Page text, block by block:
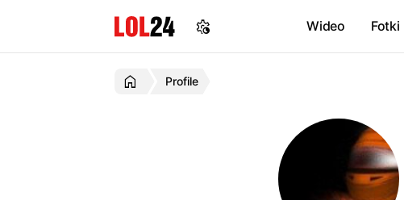
Wideo Fotki
Profile